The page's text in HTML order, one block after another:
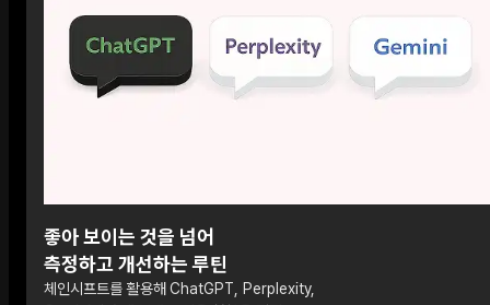
좋아 보이는 것을 넘어
측정하고 개선하는 루틴
체인시프트를 활용해 ChatGPT, Perplexity,